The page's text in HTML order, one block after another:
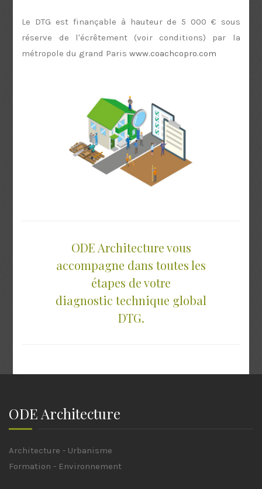
Le DTG est finançable à hauteur de 5 000 € sous
réserve de l'écrêtement (voir conditions) par la
métropole du grand Pariswww.coachcopro.com
ODE Architecture vous
accompagne dans toutes les
étapes de votre
diagnostic technique global
DTG.
ODE Architecture
Architecture - Urbanisme
Formation - Environnement